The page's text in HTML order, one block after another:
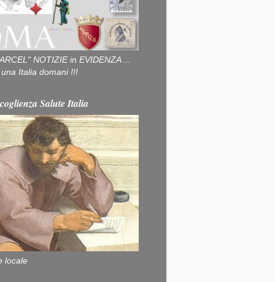
NOTIZIE in EVIDENZA ...
Italia domani !!!
Salute Italia
locale